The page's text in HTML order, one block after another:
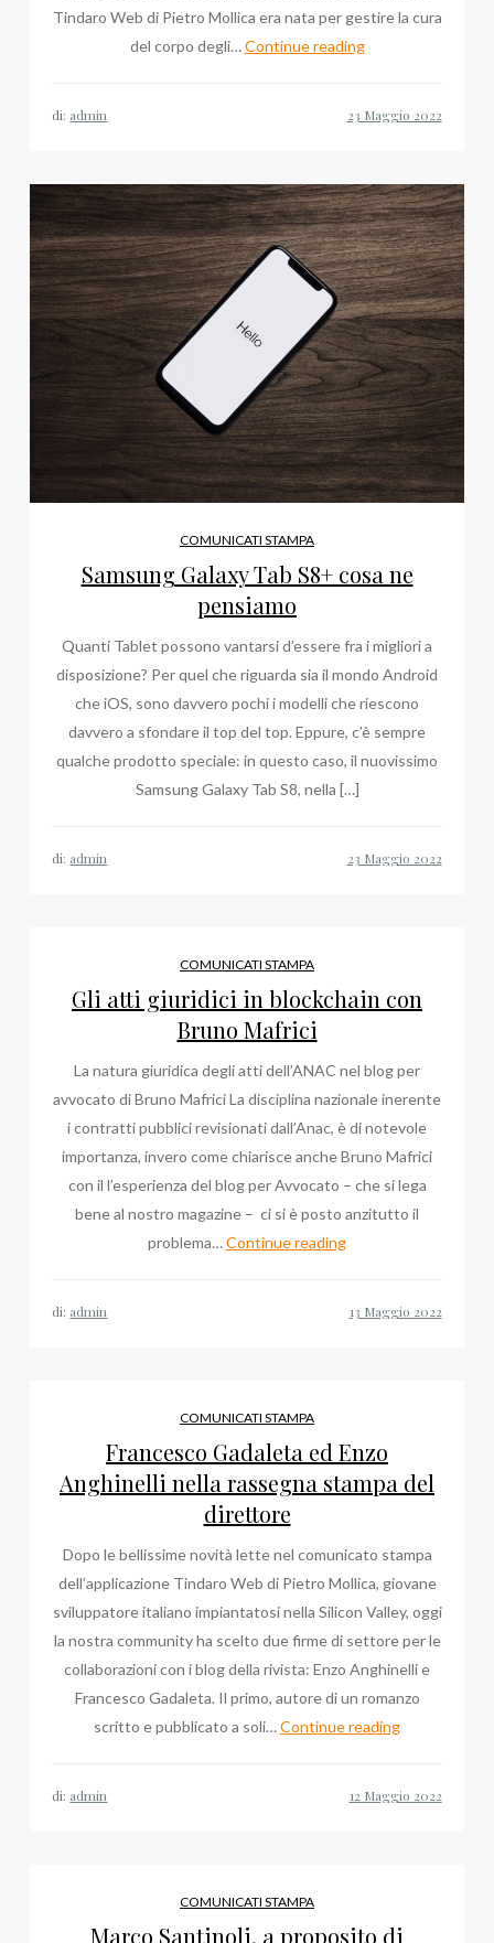
Tindaro Web di Pietro Mollica era nata per gestire la cura
del corpo degli…Continue readingPietro
l’app
del
mese
in
Germania!
di: admin
COMUNICATI STAMPA
Samsung Galaxy Tab S8+ cosa ne
pensiamo
Quanti Tablet possono vantarsi d’essere fra i migliori a
disposizione? Per quel che riguarda sia il mondo Android
che iOS, sono davvero pochi i modelli che riescono
davvero a sfondare il top del top. Eppure, c’è sempre
qualche prodotto speciale: in questo caso, il nuovissimo
Samsung Galaxy Tab S8, nella […]
di: admin
COMUNICATI STAMPA
Gli atti giuridici in blockchain con
Bruno Mafrici
La natura giuridica degli atti dell’ANAC nel blog per
avvocato di Bruno Mafrici La disciplina nazionale inerente
i contratti pubblici revisionati dall’Anac, è di notevole
importanza, invero come chiarisce anche Bruno Mafrici
con il l’esperienza del blog per Avvocato – che si lega
bene al nostro magazine – ci si è posto anzitutto il
problema…Continue readingGli
Mafrici
di: admin
COMUNICATI STAMPA
Francesco Gadaleta ed Enzo
Anghinelli nella rassegna stampa del
direttore
Dopo le bellissime novità lette nel comunicato stampa
dell’applicazione Tindaro Web di Pietro Mollica, giovane
sviluppatore italiano impiantatosi nella Silicon Valley, oggi
la nostra community ha scelto due firme di settore per le
collaborazioni con i blog della rivista: Enzo Anghinelli e
Francesco Gadaleta. Il primo, autore di un romanzo
scritto e pubblicato a soli…Continue readingFrancesco
stampa
di: admin
COMUNICATI STAMPA
Marco Santinoli, a proposito di